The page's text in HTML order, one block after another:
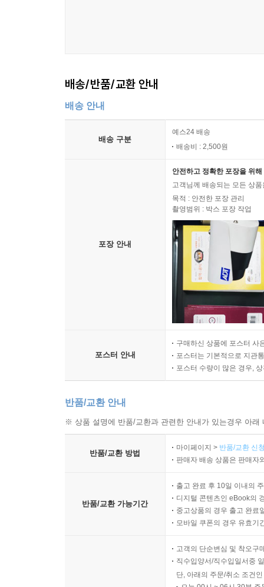
배송/반품/교환 안내
배송 안내
배송 구분
예스24 배송
배송비 : 2,500원
포장 안내
안전하고 정확한 포장을 위
고객님께 배송되는 모든 상
목적 : 안전한 포장 관리
촬영범위 : 박스 포장 작업
포스터 안내
구매하신 상품에 포스터 사
포스터는 기본적으로 지관
포스터 수량이 많은 경우,
반품/교환 안내
※ 상품 설명에 반품/교환과 관련한 안내가 있는경우 아
반품/교환 방법
마이페이지 > 반품/교환 신
판매자 배송 상품은 판매자
반품/교환 가능기간
출고 완료 후 10일 이내의
디지털 콘텐츠인 eBook의
중고상품의 경우 출고 완료
모바일 쿠폰의 경우 유효기
고객의 단순변심 및 착오구
직수입양서/직수입일서중
단, 아래의 주문/취소 조건